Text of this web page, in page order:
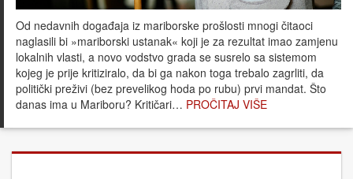
Od nedavnih događaja iz mariborske prošlosti mnogi čitaoci
naglasili bi »mariborski ustanak« koji je za rezultat imao zamjenu
lokalnih vlasti, a novo vodstvo grada se susrelo sa sistemom
kojeg je prije kritiziralo, da bi ga nakon toga trebalo zagrliti, da
politički preživi (bez prevelikog hoda po rubu) prvi mandat. Što
danas ima u Mariboru? Kritičari… PROČITAJ VIŠE